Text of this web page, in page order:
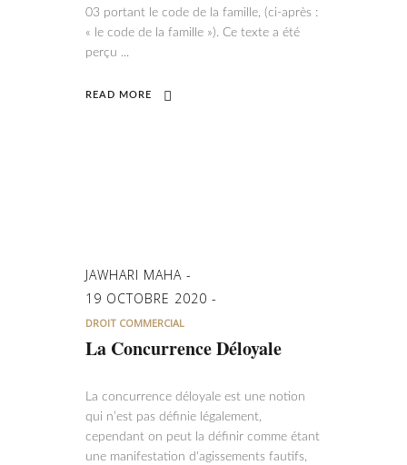
03 portant le code de la famille, (ci-après :
« le code de la famille »). Ce texte a été
perçu
READ MORE
JAWHARI MAHA
19 OCTOBRE 2020
DROIT COMMERCIAL
La Concurrence Déloyale
La concurrence déloyale est une notion
qui n’est pas définie légalement,
cependant on peut la définir comme étant
une manifestation d'agissements fautifs,